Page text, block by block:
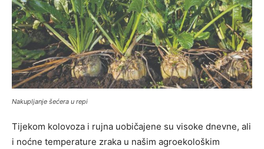
Nakupljanje šećera u repi
Tijekom kolovoza i rujna uobičajene su visoke dnevne, ali
i noćne temperature zraka u našim agroekološkim